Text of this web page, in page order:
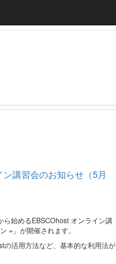
ン講習会のお知らせ（5月
始めるEBSCOhost オンライン講
=」が開催されます。
の活用方法など、基本的な利用法が